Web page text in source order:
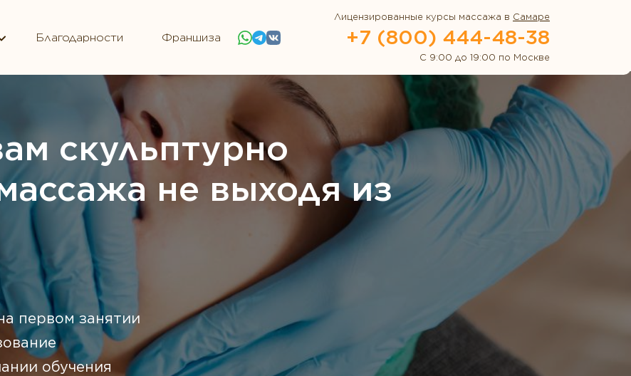
Благодарности Франшиза
Лицензированные курсы массажа в Самаре
+7 (800) 444-48-38
С 9:00 до 19:00 по Москве
скульптурно
не выходя из
первом занятии
обучения